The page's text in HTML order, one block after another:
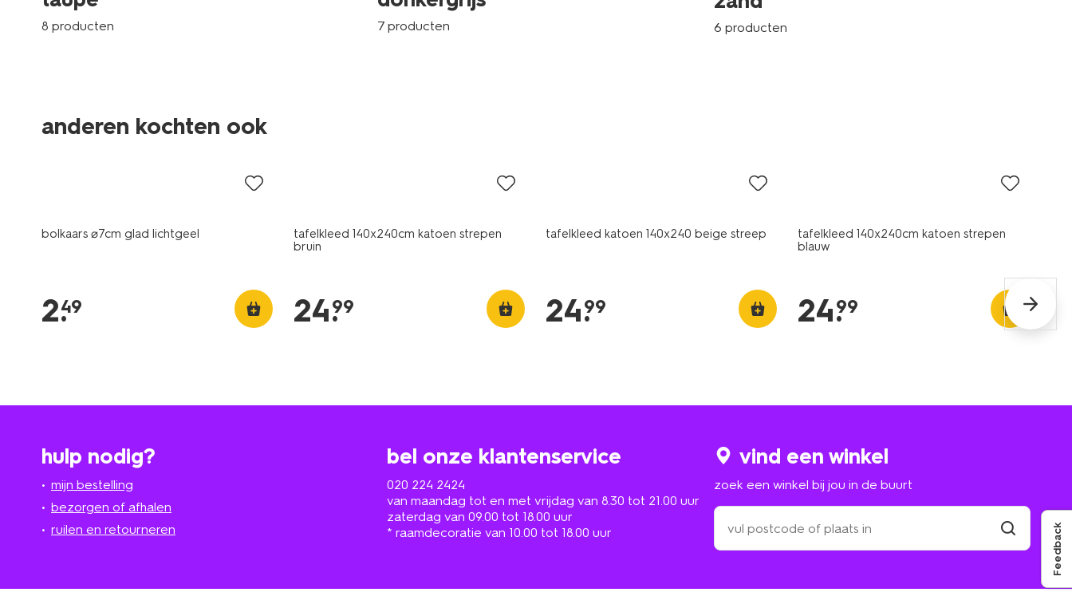
8 producten 7 producten 6 producten
anderen kochten ook
vegan
bolkaars ⌀7cm glad lichtgeel
2.
49
tafelkleed 140x240cm katoen strepen
bruin
24.
99
tafelkleed katoen 140x240 beige streep
24.
99
tafelkleed 140x240cm katoen strepen
blauw
24.
99
hulp nodig?
mijn bestelling
bezorgen of afhalen
ruilen en retourneren
bel onze klantenservice
020 224 2424
van maandag tot en met vrijdag van 8.30 tot 21.00 uur
zaterdag van 09.00 tot 18.00 uur
* raamdecoratie van 10.00 tot 18.00 uur
vind een winkel
zoek een winkel bij jou in de buurt
zoek
een
winkel
Feedback